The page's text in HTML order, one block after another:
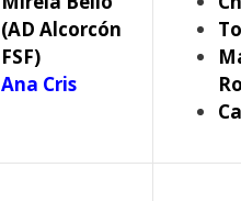
(AD Alcorcón
FSF)
Ana Cris